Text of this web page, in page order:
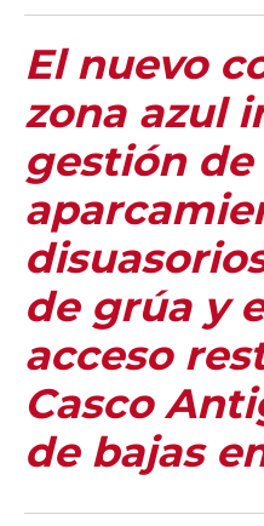
El nuevo
zona azul
gestión
de grúa y
acceso
Casco
de bajas